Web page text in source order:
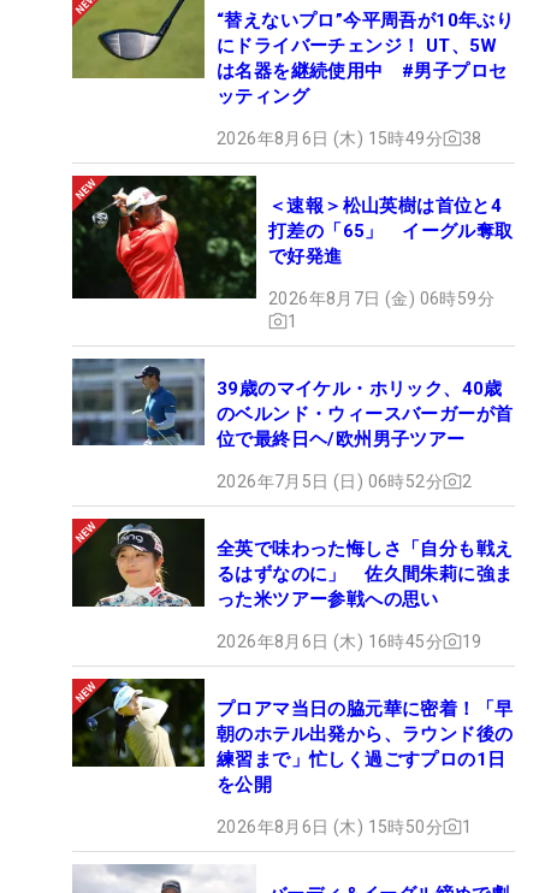
“替えないプロ”今平周吾が10年ぶり
にドライバーチェンジ！ UT、5W
は名器を継続使用中 #男子プロセ
ッティング
2026年8月6日 (木) 15時49分 38
＜速報＞松山英樹は首位と4
打差の「65」 イーグル奪取
で好発進
2026年8月7日 (金) 06時59分
1
39歳のマイケル・ホリック、40歳
のベルンド・ウィースバーガーが首
位で最終日ヘ/欧州男子ツアー
2026年7月5日 (日) 06時52分 2
全英で味わった悔しさ「自分も戦え
るはずなのに」 佐久間朱莉に強ま
った米ツアー参戦への思い
2026年8月6日 (木) 16時45分 19
プロアマ当日の脇元華に密着！「早
朝のホテル出発から、ラウンド後の
練習まで」忙しく過ごすプロの1日
を公開
2026年8月6日 (木) 15時50分 1